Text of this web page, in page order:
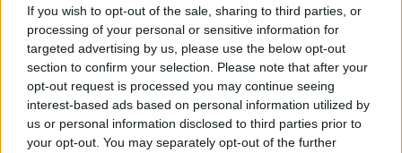
If you wish to opt-out of the sale, sharing to third parties, or
processing of your personal or sensitive information for
targeted advertising by us, please use the below opt-out
section to confirm your selection. Please note that after your
opt-out request is processed you may continue seeing
interest-based ads based on personal information utilized by
us or personal information disclosed to third parties prior to
your opt-out. You may separately opt-out of the further
koleszterinszintet